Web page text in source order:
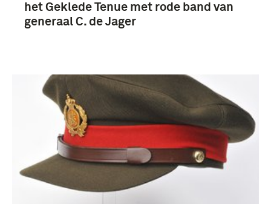
KNIL (12)
Nederland (25)
Nederlands-Indië (4)
het Geklede Tenue met rode band van
generaal C. de Jager